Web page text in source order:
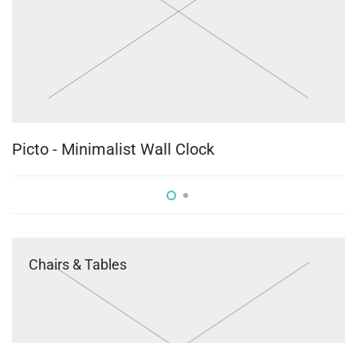
Picto - Minimalist Wall Clock
Chairs & Tables